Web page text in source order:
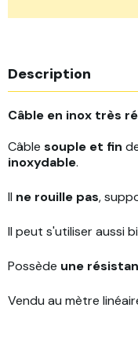
Description
Câble en inox très
Câble souple et fin
inoxydable.
Il ne rouille pas,
Il peut s'utiliser aussi
Possède une
Vendu au mètre